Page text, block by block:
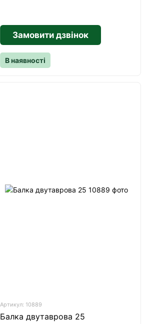
Замовити дзвінок
В наявності
Артикул: 10889
Балка двутаврова 25